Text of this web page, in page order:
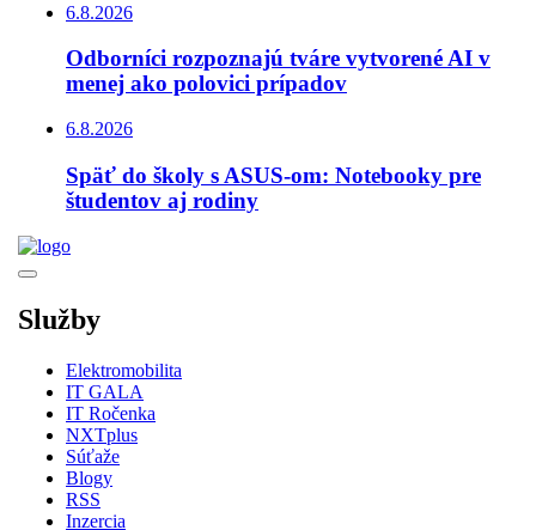
6.8.2026
Odborníci rozpoznajú tváre vytvorené AI v
menej ako polovici prípadov
6.8.2026
Späť do školy s ASUS-om: Notebooky pre
študentov aj rodiny
Služby
Elektromobilita
IT GALA
IT Ročenka
NXTplus
Súťaže
Blogy
RSS
Inzercia